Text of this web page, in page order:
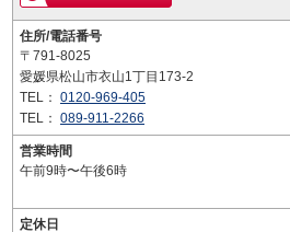
住所/電話番号
〒791-8025
愛媛県松山市衣山1丁目173-2
TEL： 0120-969-405
TEL： 089-911-2266
営業時間
午前9時〜午後6時
定休日